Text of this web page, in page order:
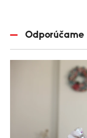
Odporúčame